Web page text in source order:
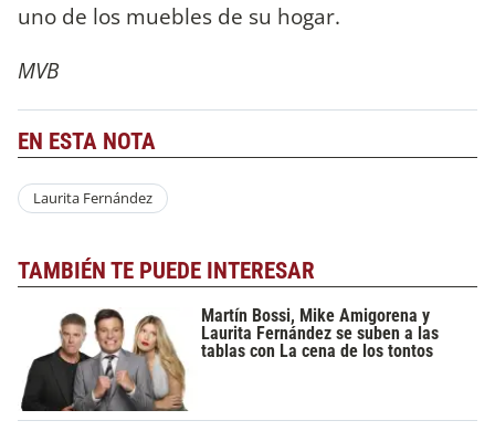
uno de los muebles de su hogar.
MVB
EN ESTA NOTA
Laurita Fernández
TAMBIÉN TE PUEDE INTERESAR
Martín Bossi, Mike Amigorena y
Laurita Fernández se suben a las
tablas con La cena de los tontos